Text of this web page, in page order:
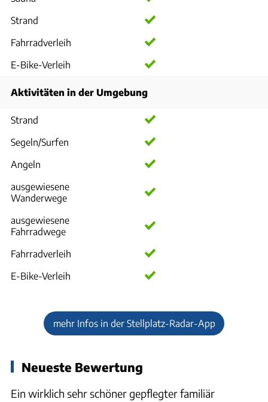
Strand
Fahrradverleih
E-Bike-Verleih
Aktivitäten in der Umgebung
Strand
Segeln/Surfen
Angeln
ausgewiesene
Wanderwege
ausgewiesene
Fahrradwege
Fahrradverleih
E-Bike-Verleih
mehr Infos in der Stellplatz-Radar-App
Neueste Bewertung
Ein wirklich sehr schöner gepflegter familiär